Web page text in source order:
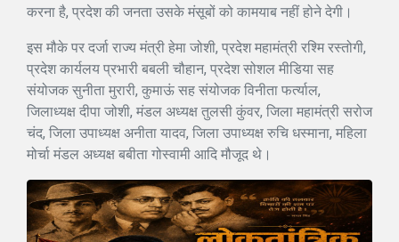
करना है, प्रदेश की जनता उसके मंसूबों को कामयाब नहीं होने देगी।
इस मौके पर दर्जा राज्य मंत्री हेमा जोशी, प्रदेश महामंत्री रश्मि रस्तोगी,
प्रदेश कार्यलय प्रभारी बबली चौहान, प्रदेश सोशल मीडिया सह
संयोजक सुनीता मुरारी, कुमाऊं सह संयोजक विनीता फर्त्याल,
जिलाध्यक्ष दीपा जोशी, मंडल अध्यक्ष तुलसी कुंवर, जिला महामंत्री सरोज
चंद, जिला उपाध्यक्ष अनीता यादव, जिला उपाध्यक्ष रुचि धस्माना, महिला
मोर्चा मंडल अध्यक्ष बबीता गोस्वामी आदि मौजूद थे।